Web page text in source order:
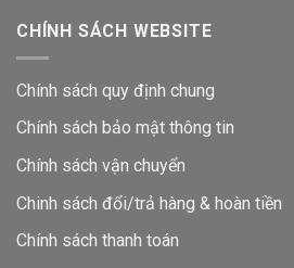
CHÍNH SÁCH WEBSITE
Chính sách quy định chung
Chính sách bảo mật thông tin
Chính sách vận chuyển
Chinh sách đổi/trả hàng & hoàn tiền
Chính sách thanh toán